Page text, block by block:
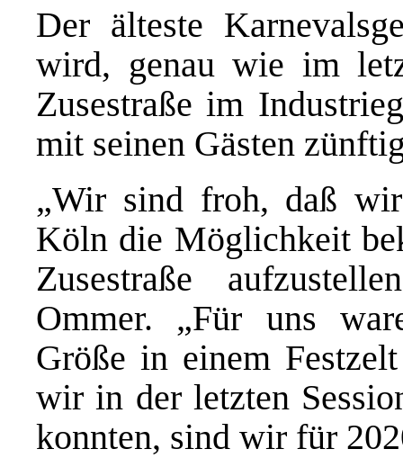
Der älteste
wird, genau wie im
Zusestraße im
mit seinen Gästen
„Wir sind froh, daß
Köln die Möglichkeit
Zusestraße
Ommer. „Für uns
Größe in einem
wir in der letzten
konnten, sind wir für